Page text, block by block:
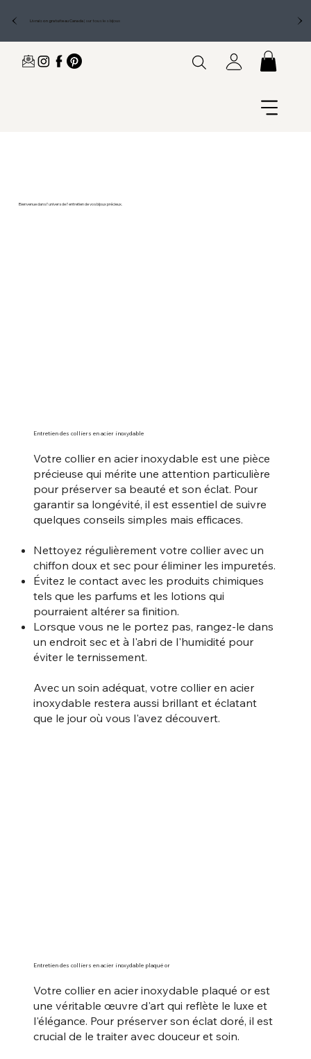
Livraison gratuite au Canada| sur tous les bijoux
Bienvenue dans l'univers de l'entretien de vos bijoux précieux.
Entretien des colliers en acier inoxydable
Votre collier en acier inoxydable est une pièce
précieuse qui mérite une attention particulière
pour préserver sa beauté et son éclat. Pour
garantir sa longévité, il est essentiel de suivre
quelques conseils simples mais efficaces.
Nettoyez régulièrement votre collier avec un
chiffon doux et sec pour éliminer les impuretés.
Évitez le contact avec les produits chimiques
tels que les parfums et les lotions qui
pourraient altérer sa finition.
Lorsque vous ne le portez pas, rangez-le dans
un endroit sec et à l'abri de l'humidité pour
éviter le ternissement.
Avec un soin adéquat, votre collier en acier
inoxydable restera aussi brillant et éclatant
que le jour où vous l'avez découvert.
Entretien des colliers en acier inoxydable plaqué or
Votre collier en acier inoxydable plaqué or est
une véritable œuvre d'art qui reflète le luxe et
l'élégance. Pour préserver son éclat doré, il est
crucial de le traiter avec douceur et soin.